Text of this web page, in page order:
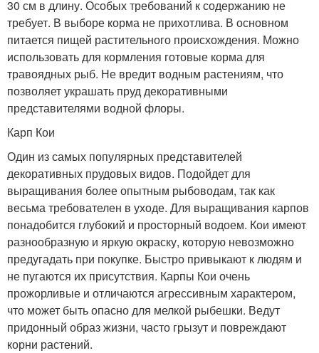
30 см в длину. Особых требований к содержанию не
требует. В выборе корма не прихотлива. В основном
питается пищей растительного происхождения. Можно
использовать для кормления готовые корма для
травоядных рыб. Не вредит водным растениям, что
позволяет украшать пруд декоративными
представителями водной флоры.
Карп Кои
Один из самых популярных представителей
декоративных прудовых видов. Подойдет для
выращивания более опытным рыбоводам, так как
весьма требователен в уходе. Для выращивания карпов
понадобится глубокий и просторный водоем. Кои имеют
разнообразную и яркую окраску, которую невозможно
предугадать при покупке. Быстро привыкают к людям и
не пугаются их присутствия. Карпы Кои очень
прожорливые и отличаются агрессивным характером,
что может быть опасно для мелкой рыбешки. Ведут
придонный образ жизни, часто грызут и повреждают
корни растений.